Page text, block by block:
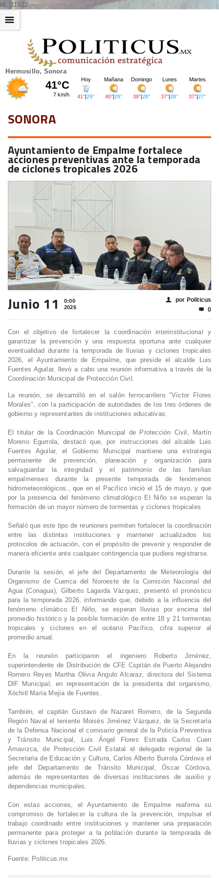
id: |11922
Hermosillo, Sonora
☰
SONORA
Ayuntamiento de Empalme fortalece
acciones preventivas ante la temporada
de ciclones tropicales 2026
Junio 11
0:00
2026
👤 por Politicus
 0
Con el objetivo de fortalecer la coordinación interinstitucional y
garantizar la prevención y una respuesta oportuna ante cualquier
eventualidad durante la temporada de lluvias y ciclones tropicales
2026, el Ayuntamiento de Empalme, que preside el alcalde Luis
Fuentes Aguilar, llevó a cabo una reunión informativa a través de la
Coordinación Municipal de Protección Civil.
La reunión, se desarrolló en el salón ferrocarrilero "Víctor Flores
Morales", con la participación de autoridades de los tres órdenes de
gobierno y representantes de instituciones educativas.
El titular de la Coordinación Municipal de Protección Civil, Martín
Moreno Egurrola, destacó que, por instrucciones del alcalde Luis
Fuentes Aguilar, el Gobierno Municipal mantiene una estrategia
permanente de prevención, planeación y organización para
salvaguardar la integridad y el patrimonio de las familias
empalmenses durante la presente temporada de fenómenos
hidrometeorológicos., que en el Pacífico inició el 15 de mayo, y que
por la presencia del fenómeno climatológico El Niño se esperan la
formación de un mayor número de tormentas y ciclones tropicales
Señaló que este tipo de reuniones permiten fortalecer la coordinación
entre las distintas instituciones y mantener actualizados los
protocolos de actuación, con el propósito de prevenir y responder de
manera eficiente ante cualquier contingencia que pudiera registrarse.
Durante la sesión, el jefe del Departamento de Meteorología del
Organismo de Cuenca del Noroeste de la Comisión Nacional del
Agua (Conagua), Gilberto Lagarda Vázquez, presentó el pronóstico
para la temporada 2026, informando que, debido a la influencia del
fenómeno climático El Niño, se esperan lluvias por encima del
promedio histórico y la posible formación de entre 18 y 21 tormentas
tropicales y ciclones en el océano Pacífico, cifra superior al
promedio anual.
En la reunión participaron el ingeniero Roberto Jiménez,
superintendente de Distribución de CFE Cspitán de Puerto Alejandro
Romero Reyes Martha Olivia Angulo Alcaraz, directora del Sistema
DIF Municipal, en representación de la presidenta del organismo,
Xóchitl María Mejía de Fuentes.
También, el capitán Gustavo de Nazaret Romero, de la Segunda
Región Naval el teniente Moisés Jiménez Vázquez, de la Secretaría
de la Defensa Nacional el comisario general de la Policía Preventiva
y Tránsito Municipal, Luis Ángel Flores Estrada Carlos Cuen
Amavizca, de Protección Civil Estatal el delegado regional de la
Secretaría de Educación y Cultura, Carlos Alberto Burrola Córdova el
jefe del Departamento de Tránsito Municipal, Óscar Córdova,
además de representantes de diversas instituciones de auxilio y
dependencias municipales.
Con estas acciones, el Ayuntamiento de Empalme reafirma su
compromiso de fortalecer la cultura de la prevención, impulsar el
trabajo coordinado entre instituciones y mantener una preparación
permanente para proteger a la población durante la temporada de
lluvias y ciclones tropicales 2026.
Fuente: Politicus.mx